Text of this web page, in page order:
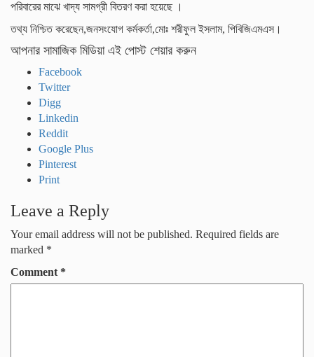
পরিবারের মাঝে খাদ্য সামগ্রী বিতরণ করা হয়েছে ।
তথ্য নিশ্চিত করেছেন,জনসংযোগ কর্মকর্তা,মোঃ শরীফুল ইসলাম, পিবিজিএমএস।
আপনার সামাজিক মিডিয়া এই পোস্ট শেয়ার করুন
Facebook
Twitter
Digg
Linkedin
Reddit
Google Plus
Pinterest
Print
Leave a Reply
Your email address will not be published. Required fields are
marked *
Comment *